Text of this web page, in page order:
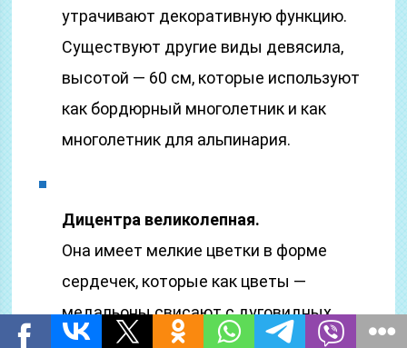
утрачивают декоративную функцию.
Существуют другие виды девясила,
высотой — 60 см, которые используют
как бордюрный многолетник и как
многолетник для альпинария.
Дицентра великолепная.
Она имеет мелкие цветки в форме
сердечек, которые как цветы —
медальоны свисают с дуговидных
цветоносов над перистой листовой. Для